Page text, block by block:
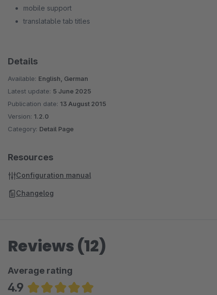
mobile support
translatable tab titles
Details
Available: English, German
Latest update: 5 June 2025
Publication date: 13 August 2015
Version: 1.2.0
Category: Detail Page
Resources
Configuration manual
Changelog
Reviews (12)
Average rating
4.9